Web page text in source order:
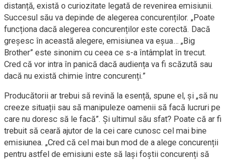
distanță, există o curiozitate legată de revenirea emisiunii.
Succesul său va depinde de alegerea concurenților. „Poate
funcționa dacă alegerea concurenților este corectă. Dacă
greșesc în această alegere, emisiunea va eșua… „Big
Brother” este sinonim cu ceea ce s-a întâmplat în trecut.
Cred că vor intra în panică dacă audiența va fi scăzută sau
dacă nu există chimie între concurenți.”
Producătorii ar trebui să revină la esență, spune el, și „să nu
creeze situații sau să manipuleze oamenii să facă lucruri pe
care nu doresc să le facă”. Și ultimul său sfat? Poate că ar fi
trebuit să ceară ajutor de la cei care cunosc cel mai bine
emisiunea. „Cred că cel mai bun mod de a alege concurenții
pentru astfel de emisiuni este să lași foștii concurenți să